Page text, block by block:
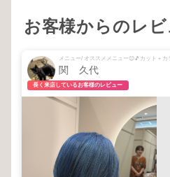
お客様からのレ
メニュー/ オススメメニュー😊🎵カット＋カ
関 久代
長く来店しているお客様のレビュー